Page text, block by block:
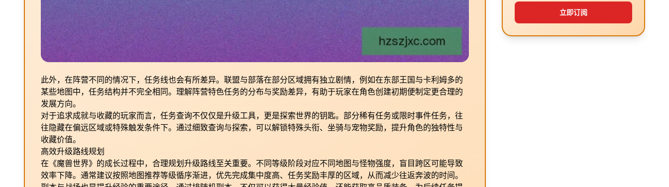
此外，在阵营不同的情况下，任务线也会有所差异。联盟与部落在部分区域拥有独立剧情，例如在东部王国与卡利姆多的
某些地图中，任务结构并不完全相同。理解阵营特色任务的分布与奖励差异，有助于玩家在角色创建初期便制定更合理的
发展方向。
对于追求成就与收藏的玩家而言，任务查询不仅仅是升级工具，更是探索世界的钥匙。部分稀有任务或限时事件任务，往
往隐藏在偏远区域或特殊触发条件下。通过细致查询与探索，可以解锁特殊头衔、坐骑与宠物奖励，提升角色的独特性与
收藏价值。
高效升级路线规划
在《魔兽世界》的成长过程中，合理规划升级路线至关重要。不同等级阶段对应不同地图与怪物强度，盲目跨区可能导致
效率下降。通常建议按照地图推荐等级循序渐进，优先完成集中度高、任务奖励丰厚的区域，从而减少往返奔波的时间。
立即订阅